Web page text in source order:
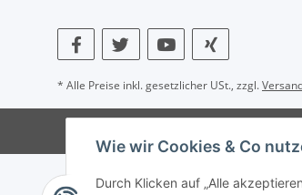
* Alle Preise inkl. gesetzlicher USt., zzgl.
Wie wir Cookies & Co
Durch Klicken auf „Alle